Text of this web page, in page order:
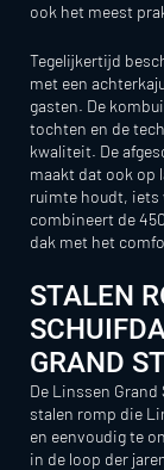
ook het meest
Tegelijkertijd
met een
gasten. De
tochten en de
kwaliteit. De
maakt dat ook op
ruimte houdt, iets
combineert de
dak met het
STALEN
GRAND
De Linssen Grand
stalen romp die
en eenvoudig te
in de loop der